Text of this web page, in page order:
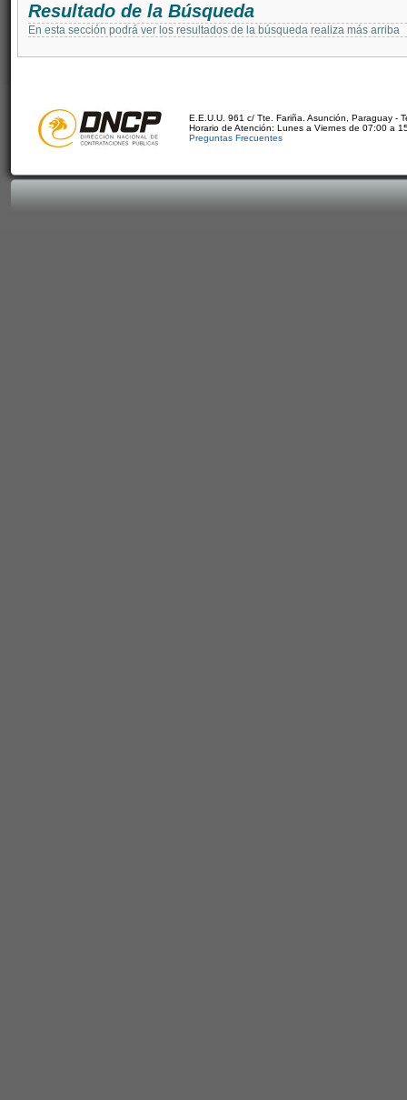
Resultado de la Búsqueda
En esta sección podrá ver los resultados de la búsqueda realiza más arriba
E.E.U.U. 961 c/ Tte. Fariña. Asunción, Paraguay -
Horario de Atención: Lunes a Viernes de 07:00 a
Preguntas Frecuentes